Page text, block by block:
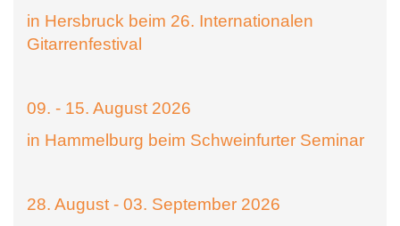
in Hersbruck beim 26. Internationalen
Gitarrenfestival
09. - 15. August 2026
in Hammelburg beim Schweinfurter Seminar
28. August - 03. September 2026